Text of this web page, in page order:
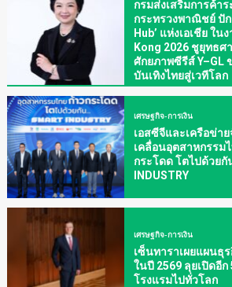
กรมส่งเสริมการค้า
กระทรวงพาณิชย์ ปัก
Hub’ แห่งเอเชีย ใ
Kong 2026 ชูยุทธศ
ศักยภาพซีรีส์ Y–GL
บันเทิงไทยสู่เวทีโลก
เศรษฐกิจ-การเงิน
เอสซีจีและเครือข่า
เคลื่อนอุตสาหกรรม
กระโดด โตไปด้วยกั
INDUSTRY
เศรษฐกิจ-การเงิน
เซ็นทาราเผยแผนธุ
ในปี 2569 ลุยเปิดอี
โรงแรมไปทั่วโลก